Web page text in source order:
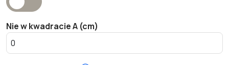
Nie w kwadracie A (cm)